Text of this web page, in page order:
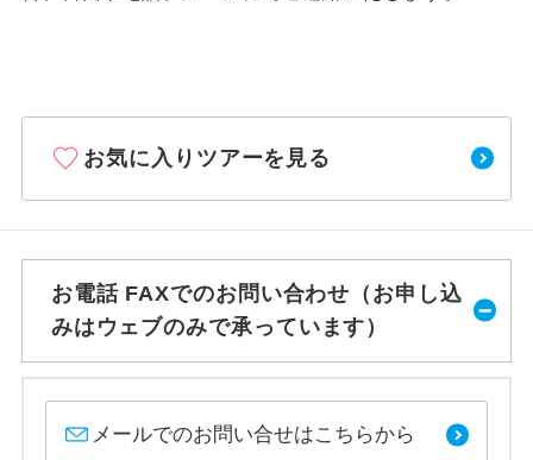
お気に入りツアーを見る
お電話 FAXでのお問い合わせ（お申し込
みはウェブのみで承っています）
メールでのお問い合せはこちらから